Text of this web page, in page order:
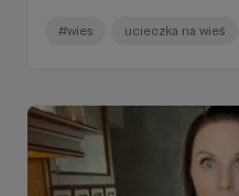
#wies ucieczka na wieś